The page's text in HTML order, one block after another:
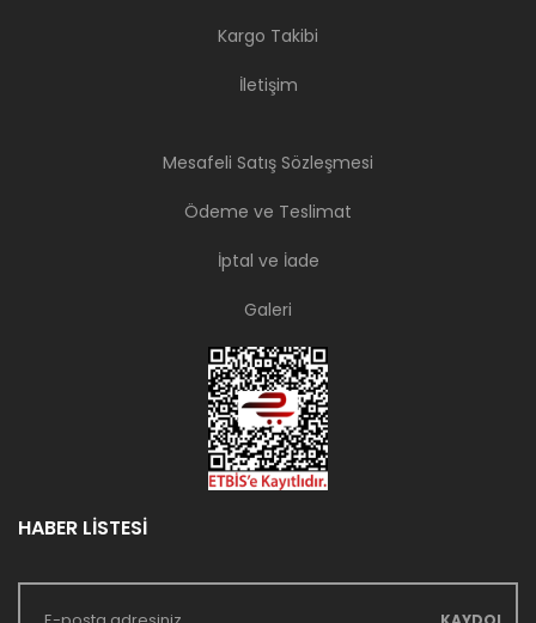
Kargo Takibi
İletişim
Mesafeli Satış Sözleşmesi
Ödeme ve Teslimat
İptal ve İade
Galeri
HABER LİSTESİ